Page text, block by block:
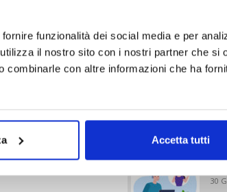
funzionalità dei social media e per
il nostro sito con i nostri partner che si
combinarle con altre informazioni che ha
Accetta tutti
30